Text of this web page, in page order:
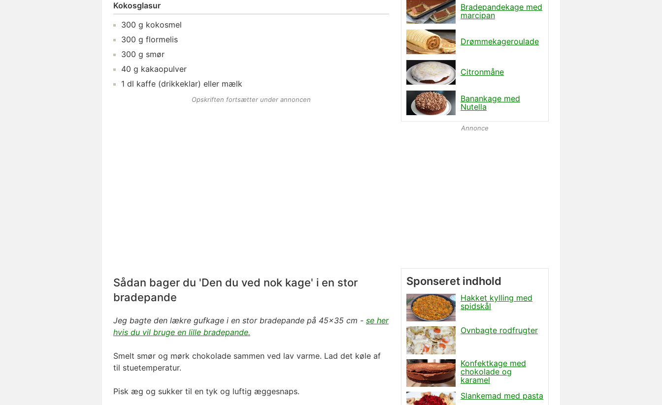
Kokosglasur
300 g kokosmel
300 g flormelis
300 g smør
40 g kakaopulver
1 dl kaffe (drikkeklar) eller mælk
Opskriften fortsætter under annoncen
Sådan bager du 'Den du ved nok kage' i en stor
bradepande
Jeg bagte den lækre gufkage i en stor bradepande på 45x35 cm - se her
hvis du vil bruge en lille bradepande.
Smelt smør og mørk chokolade sammen ved lav varme. Lad det køle af
til stuetemperatur.
Pisk æg og sukker til en tyk og luftig æggesnaps.
Bradepandekage med
marcipan
Drømmekageroulade
Citronmåne
Banankage med
Nutella
Annonce